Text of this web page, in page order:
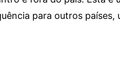
para outros países,